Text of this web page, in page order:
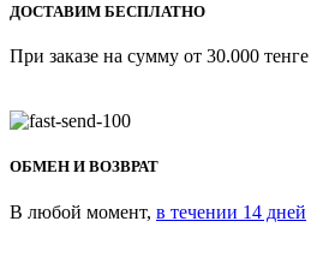
ДОСТАВИМ БЕСПЛАТНО
При заказе на сумму от 30.000 тенге
ОБМЕН И ВОЗВРАТ
В любой момент, в течении 14 дней